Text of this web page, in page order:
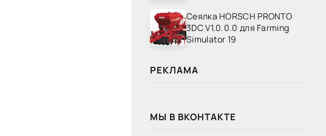
Сеялка HORSCH PRONTO
3DC V1.0.0.0 для Farming
Simulator 19
РЕКЛАМА
МЫ В ВКОНТАКТЕ